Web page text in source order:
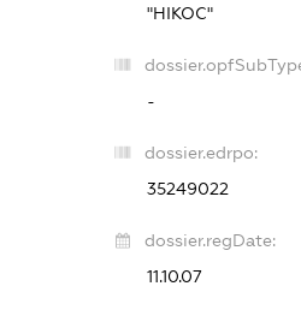
"НІКОС"
-
dossier.edrpo:
35249022
dossier.regDate:
11.10.07